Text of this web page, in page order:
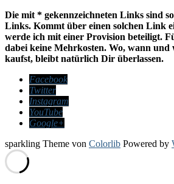
Die mit * gekennzeichneten Links sind
Links. Kommt über einen solchen Link
werde ich mit einer Provision beteiligt.
dabei keine Mehrkosten. Wo, wann
kaufst, bleibt natürlich Dir überlassen.
Facebook
Twitter
Instagram
YouTube
Google+
sparkling Theme von Colorlib Powered by